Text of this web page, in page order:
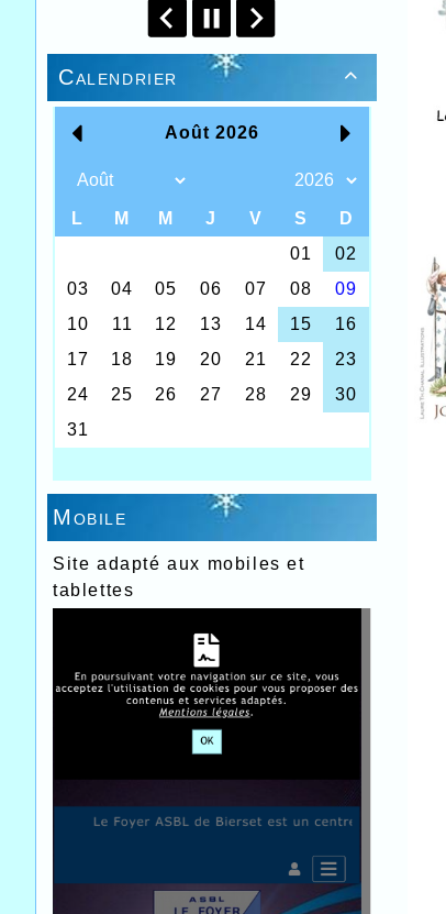

Calendrier
Mobile
Site adapté aux mobiles et
tablettes